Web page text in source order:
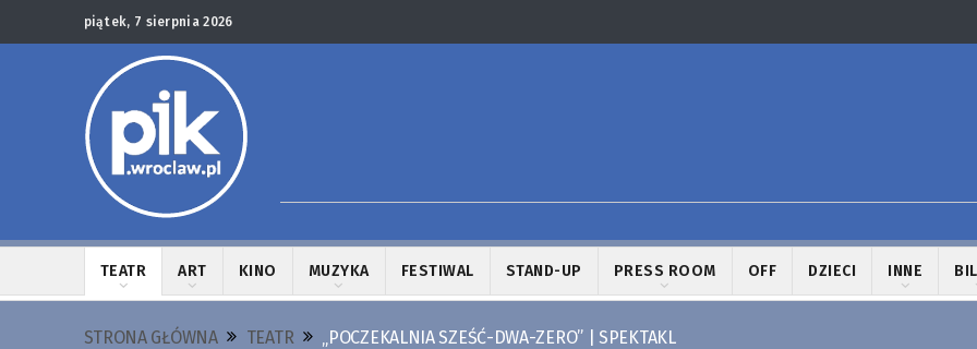
piątek, 7 sierpnia 2026
TEATR ART KINO MUZYKA FESTIWAL STAND-UP PRESS ROOM OFF DZIECI INNE
STRONA GŁÓWNA TEATR „POCZEKALNIA SZEŚĆ-DWA-ZERO” | SPEKTAKL